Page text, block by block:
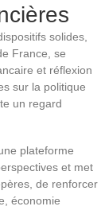
solides,
France, se
et réflexion
sur la politique
un regard
plateforme
et met
de renforcer
économie